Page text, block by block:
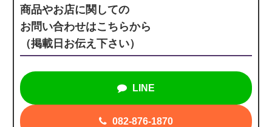
商品やお店に関しての
お問い合わせはこちらから
（掲載日お伝え下さい）
LINE
082-876-1870